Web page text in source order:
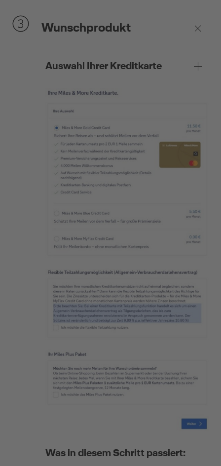
Wunschprodukt
Auswahl Ihrer Kreditkarte
Was in diesem Schritt passiert: